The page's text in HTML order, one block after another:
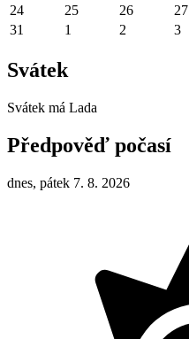
24 25 26 27
31
1 2 3
Svátek
Svátek má Lada
Předpověď počasí
dnes, pátek 7. 8. 2026